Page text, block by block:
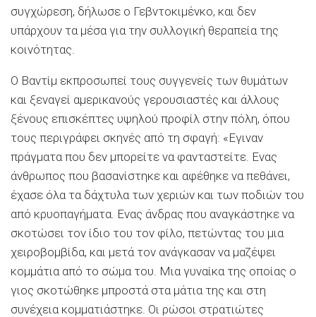
συγχώρεση, δήλωσε ο Γεβντοκιμένκο, και δεν
υπάρχουν τα μέσα για την συλλογική θεραπεία της
κοινότητας.
Ο Βαντίμ εκπροσωπεί τους συγγενείς των θυμάτων
και ξεναγεί αμερικανούς γερουσιαστές και άλλους
ξένους επισκέπτες υψηλού προφίλ στην πόλη, όπου
τους περιγράφει σκηνές από τη σφαγή: «Εγιναν
πράγματα που δεν μπορείτε να φανταστείτε. Ενας
άνθρωπος που βασανίστηκε και αφέθηκε να πεθάνει,
έχασε όλα τα δάχτυλα των χεριών και των ποδιών του
από κρυοπαγήματα. Ενας άνδρας που αναγκάστηκε να
σκοτώσει τον ίδιο του τον φίλο, πετώντας του μια
χειροβομβίδα, και μετά τον ανάγκασαν να μαζέψει
κομμάτια από το σώμα του. Μια γυναίκα της οποίας ο
γιος σκοτώθηκε μπροστά στα μάτια της και στη
συνέχεια κομματιάστηκε. Οι ρώσοι στρατιώτες